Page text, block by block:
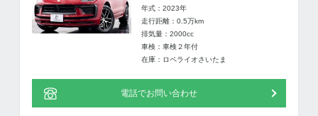
年式：2023年
走行距離：0.5万km
排気量：2000cc
車検：車検２年付
在庫：ロペライオさいたま
電話でお問い合わせ